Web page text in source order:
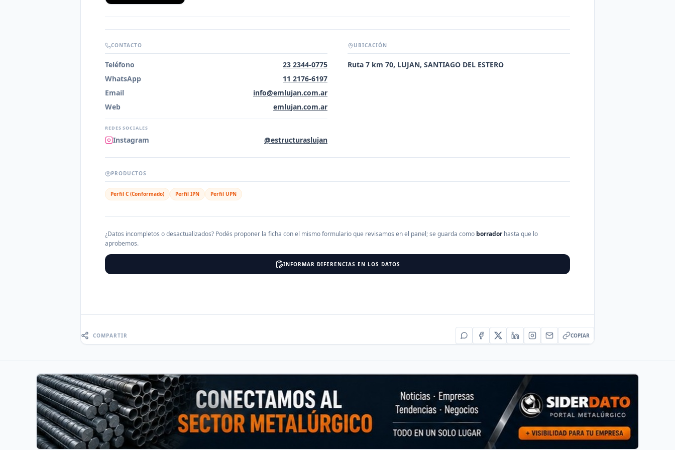
CONTACTO
Teléfono
23 2344-0775
WhatsApp
11 2176-6197
Email
info@emlujan.com.ar
Web
emlujan.com.ar
REDES SOCIALES
Instagram @estructuraslujan
UBICACIÓN
Ruta 7 km 70, LUJAN, SANTIAGO DEL ESTERO
PRODUCTOS
Perfil C (Conformado) Perfil IPN Perfil UPN
¿Datos incompletos o desactualizados? Podés proponer la ficha con el mismo formulario que revisamos en el panel; se guarda como borradorhasta que lo
aprobemos.
INFORMAR DIFERENCIAS EN LOS DATOS
COMPARTIR COPIAR